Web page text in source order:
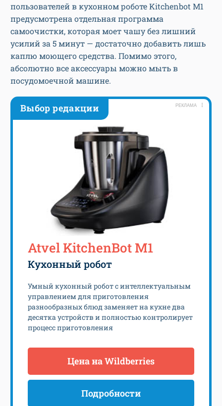
пользователей в кухонном роботе Kitchenbot M1
предусмотрена отдельная программа
самоочистки, которая моет чашу без лишний
усилий за 5 минут — достаточно добавить лишь
каплю моющего средства. Помимо этого,
абсолютно все аксессуары можно мыть в
посудомоечной машине.
Выбор редакции РЕКЛАМА
Atvel KitchenBot M1
Кухонный робот
Умный кухонный робот с интеллектуальным
управлением для приготовления
разнообразных блюд заменяет на кухне два
десятка устройств и полностью контролирует
процесс приготовления
Цена на Wildberries
Подробности